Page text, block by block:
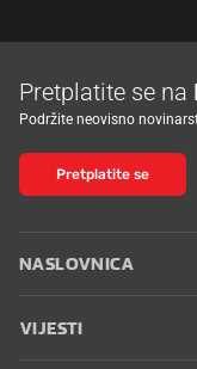
Pretplatite se na
Podržite neovisno
Pretplatite se
NASLOVNICA
VIJESTI